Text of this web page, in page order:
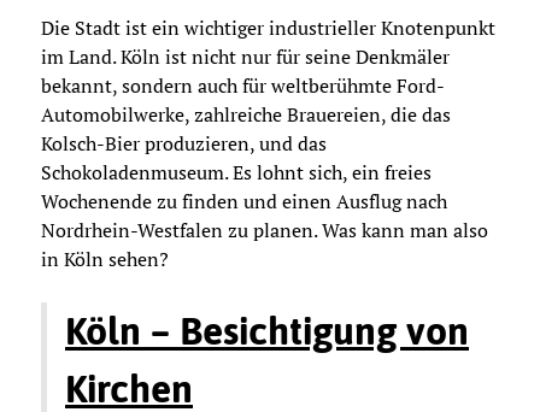
Die Stadt ist ein wichtiger industrieller Knotenpunkt
im Land. Köln ist nicht nur für seine Denkmäler
bekannt, sondern auch für weltberühmte Ford-
Automobilwerke, zahlreiche Brauereien, die das
Kolsch-Bier produzieren, und das
Schokoladenmuseum. Es lohnt sich, ein freies
Wochenende zu finden und einen Ausflug nach
Nordrhein-Westfalen zu planen. Was kann man also
in Köln sehen?
Köln – Besichtigung von
Kirchen